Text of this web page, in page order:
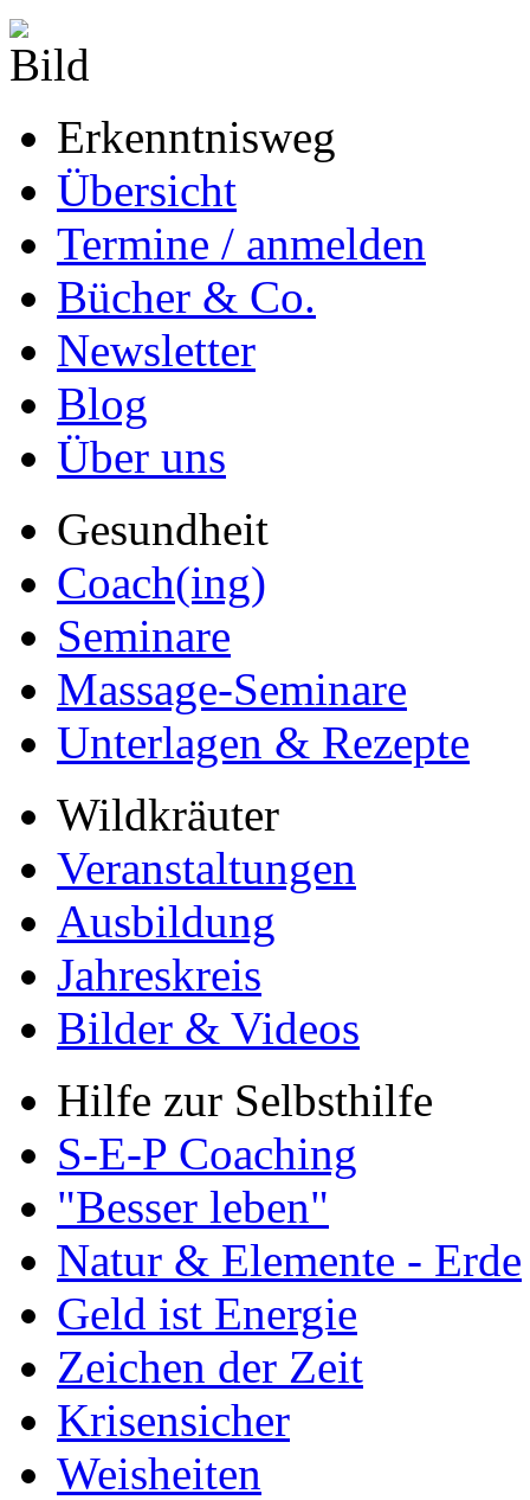
Erkenntnisweg
Übersicht
Termine / anmelden
Bücher & Co.
Newsletter
Blog
Über uns
Gesundheit
Coach(ing)
Seminare
Massage-Seminare
Unterlagen & Rezepte
Wildkräuter
Veranstaltungen
Ausbildung
Jahreskreis
Bilder & Videos
Hilfe zur Selbsthilfe
S-E-P Coaching
"Besser leben"
Natur & Elemente - Erde
Geld ist Energie
Zeichen der Zeit
Krisensicher
Weisheiten